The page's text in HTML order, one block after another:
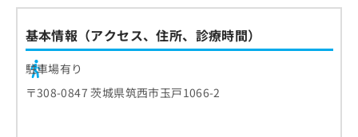
基本情報（アクセス、住所、診療時間）
駐車場有り
〒308-0847 茨城県筑西市玉戸1066-2